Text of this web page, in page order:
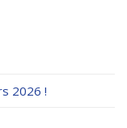
2026 !